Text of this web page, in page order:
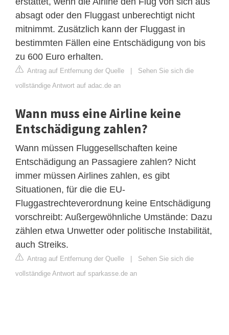
absagt oder den Fluggast unberechtigt nicht
mitnimmt. Zusätzlich kann der Fluggast in
bestimmten Fällen eine Entschädigung von bis
zu 600 Euro erhalten.
Antrag auf Entfernung der Quelle | Sehen Sie sich die
vollständige Antwort auf adac.de an
Wann muss eine Airline keine
Entschädigung zahlen?
Wann müssen Fluggesellschaften keine
Entschädigung an Passagiere zahlen? Nicht
immer müssen Airlines zahlen, es gibt
Situationen, für die die EU-
Fluggastrechteverordnung keine Entschädigung
vorschreibt: Außergewöhnliche Umstände: Dazu
zählen etwa Unwetter oder politische Instabilität,
auch Streiks.
Antrag auf Entfernung der Quelle | Sehen Sie sich die
vollständige Antwort auf sparkasse.de an